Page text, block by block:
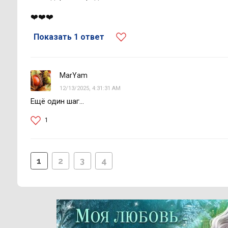
❤️❤️❤️
Показать 1 ответ
MarYam
12/13/2025, 4:31:31 AM
Ещё один шаг...
1
1 2 3 4